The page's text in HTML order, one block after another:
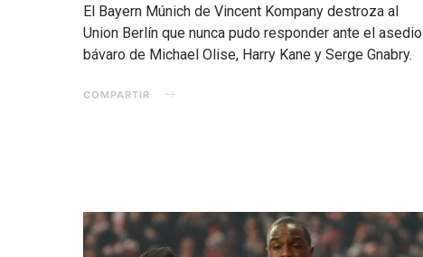
El Bayern Múnich de Vincent Kompany destroza al
Union Berlín que nunca pudo responder ante el asedio
bávaro de Michael Olise, Harry Kane y Serge Gnabry.
COMPARTIR